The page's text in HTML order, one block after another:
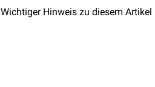
Wichtiger Hinweis zu diesem Artikel